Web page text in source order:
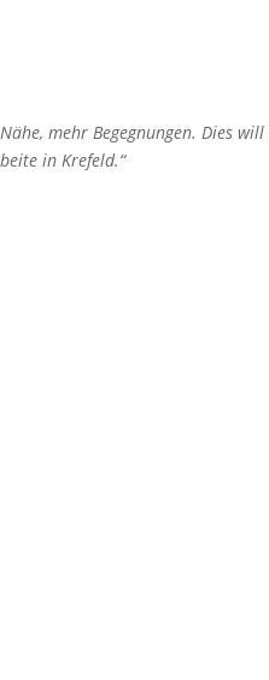
mehr Begegnungen. Dies will
in Krefeld.“